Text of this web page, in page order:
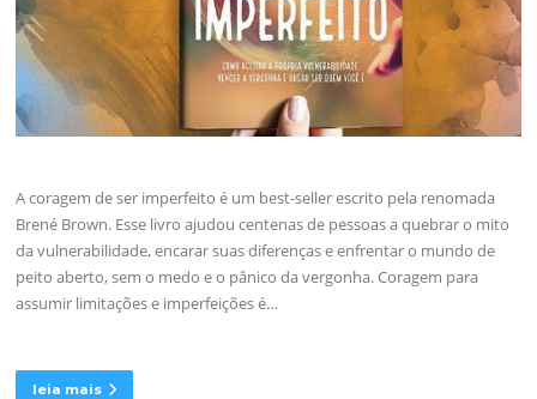
A coragem de ser imperfeito é um best-seller escrito pela renomada
Brené Brown. Esse livro ajudou centenas de pessoas a quebrar o mito
da vulnerabilidade, encarar suas diferenças e enfrentar o mundo de
peito aberto, sem o medo e o pânico da vergonha. Coragem para
assumir limitações e imperfeições é…
leia mais